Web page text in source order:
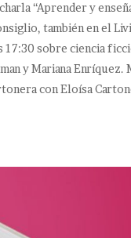
“Aprender y
también en el
17:30 sobre ciencia
y Mariana Enríquez.
con Eloísa